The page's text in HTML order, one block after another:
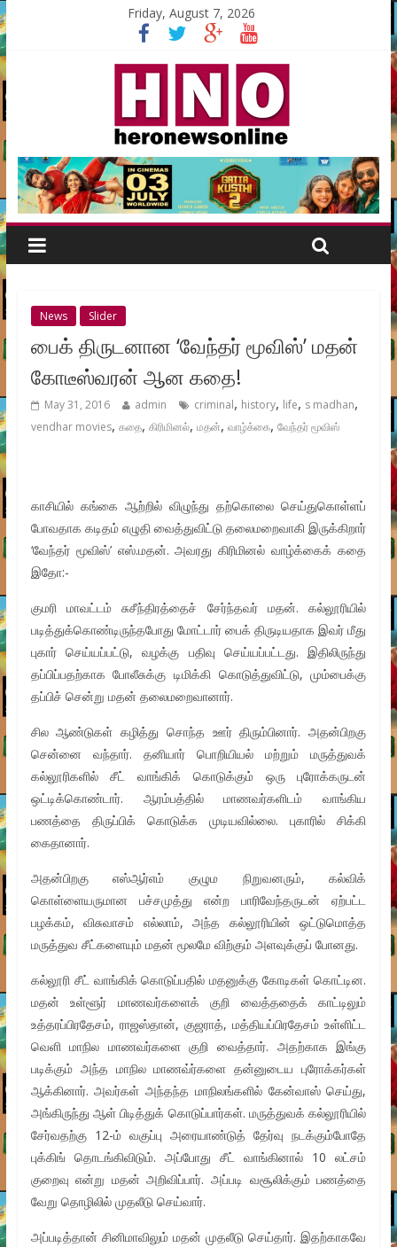
Friday, August 7, 2026
News Slider
பைக் திருடனான ‘வேந்தர் மூவிஸ்’ மதன்
கோடீஸ்வரன் ஆன கதை!
May 31, 2016 admin criminal, history, life, s madhan,
vendhar movies, கதை, கிரிமினல், மதன், வாழ்க்கை, வேந்தர் மூவிஸ்
காசியில் கங்கை ஆற்றில் விழுந்து தற்கொலை செய்துகொள்ளப்
போவதாக கடிதம் எழுதி வைத்துவிட்டு தலைமறைவாகி இருக்கிறார்
‘வேந்தர் மூவிஸ்’ எஸ்.மதன். அவரது கிரிமினல் வாழ்க்கைக் கதை
இதோ:-
குமரி மாவட்டம் சுசீந்திரத்தைச் சேர்ந்தவர் மதன். கல்லூரியில்
படித்துக்கொண்டிருந்தபோது மோட்டார் பைக் திருடியதாக இவர் மீது
புகார் செய்யப்பட்டு, வழக்கு பதிவு செய்யப்பட்டது. இதிலிருந்து
தப்பிப்பதற்காக போலீசுக்கு டிமிக்கி கொடுத்துவிட்டு, மும்பைக்கு
தப்பிச் சென்று மதன் தலைமறைவானார்.
சில ஆண்டுகள் கழித்து சொந்த ஊர் திரும்பினார். அதன்பிறகு
சென்னை வந்தார். தனியார் பொறியியல் மற்றும் மருத்துவக்
கல்லூரிகளில் சீட் வாங்கிக் கொடுக்கும் ஒரு புரோக்கருடன்
ஒட்டிக்கொண்டார். ஆரம்பத்தில் மாணவர்களிடம் வாங்கிய
பணத்தை திருப்பிக் கொடுக்க முடியவில்லை. புகாரில் சிக்கி
கைதானார்.
அதன்பிறகு எஸ்ஆர்எம் குழும நிறுவனரும், கல்விக்
கொள்ளையருமான பச்சமுத்து என்ற பாரிவேந்தருடன் ஏற்பட்ட
பழக்கம், விசுவாசம் எல்லாம், அந்த கல்லூரியின் ஒட்டுமொத்த
மருத்துவ சீட்களையும் மதன் மூலமே விற்கும் அளவுக்குப் போனது.
கல்லூரி சீட் வாங்கிக் கொடுப்பதில் மதனுக்கு கோடிகள் கொட்டின.
மதன் உள்ளூர் மாணவர்களைக் குறி வைத்ததைக் காட்டிலும்
உத்தரப்பிரதேசம், ராஜஸ்தான், குஜராத், மத்தியப்பிரதேசம் உள்ளிட்ட
வெளி மாநில மாணவர்களை குறி வைத்தார். அதற்காக இங்கு
படிக்கும் அந்த மாநில மாணவ்ர்களை தன்னுடைய புரோக்கர்கள்
ஆக்கினார். அவர்கள் அந்தந்த மாநிலங்களில் கேன்வாஸ் செய்து,
அங்கிருந்து ஆள் பிடித்துக் கொடுப்பார்கள். மருத்துவக் கல்லூரியில்
சேர்வதற்கு 12-ம் வகுப்பு அரையாண்டுத் தேர்வு நடக்கும்போதே
புக்கிங் தொடங்கிவிடும். அப்போது சீட் வாங்கினால் 10 லட்சம்
குறைவு என்று மதன் அறிவிப்பார். அப்படி வசூலிக்கும் பணத்தை
வேறு தொழிலில் முதலீடு செய்வார்.
அப்படித்தான் சினிமாவிலும் மதன் முதலீடு செய்தார். இதற்காகவே